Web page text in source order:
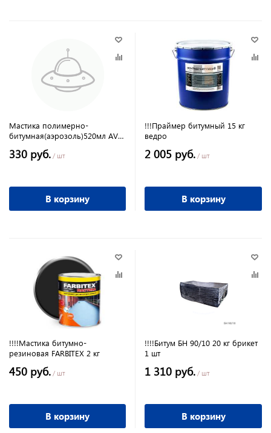
Мастика полимерно-
битумная(аэрозоль)520мл AVS
330 руб. / шт
В корзину
!!!Праймер битумный 15 кг
ведро
2 005 руб. / шт
В корзину
!!!!Мастика битумно-
резиновая FARBITEX 2 кг
450 руб. / шт
В корзину
!!!!Битум БН 90/10 20 кг брикет
1 шт
1 310 руб. / шт
В корзину